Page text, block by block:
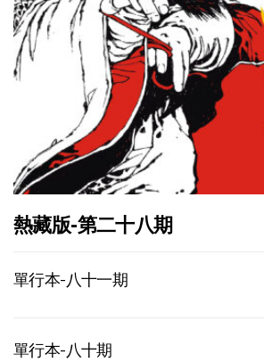
熱藏版-第二十八期
單行本-八十一期
單行本-八十期